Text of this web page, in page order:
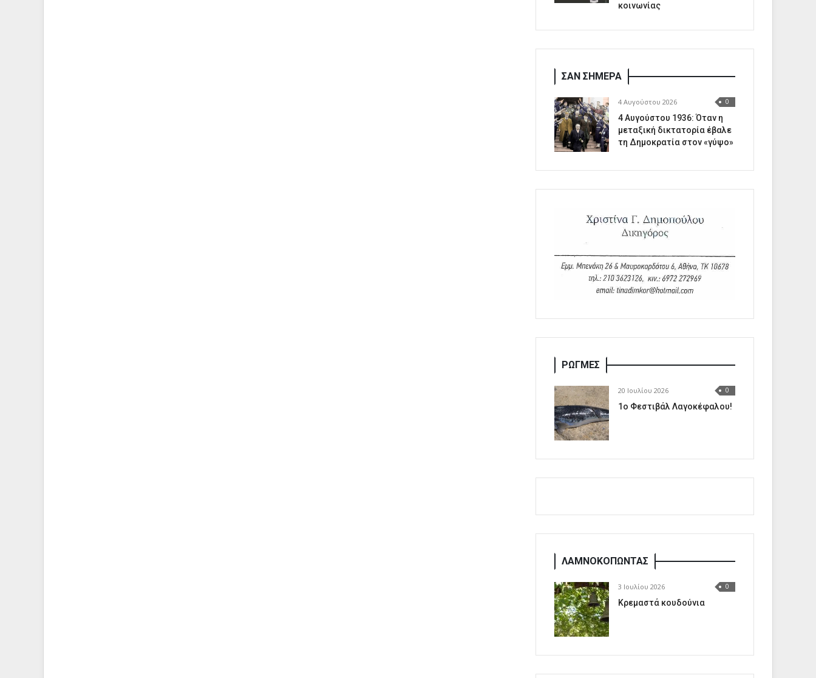
κοινωνίας
ΣΑΝ ΣΗΜΕΡΑ
4 Αυγούστου 2026 0
4 Αυγούστου 1936: Όταν η
μεταξική δικτατορία έβαλε
τη Δημοκρατία στον «γύψο»
ΡΩΓΜΕΣ
20 Ιουλίου 2026 0
1o Φεστιβάλ Λαγοκέφαλου!
ΛΑΜΝΟΚΟΠΩΝΤΑΣ
3 Ιουλίου 2026 0
Κρεμαστά κουδούνια